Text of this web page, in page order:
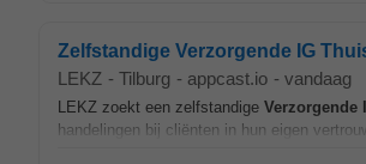
Zelfstandige Verzorgende IG
LEKZ - Tilburg - appcast.io - vandaag
LEKZ zoekt een zelfstandige Verzorgende
handelingen bij cliënten in hun eigen